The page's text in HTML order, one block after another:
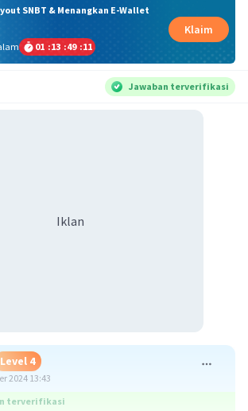
SNBT & Menangkan E-Wallet
01 :13 :49 :10
Klaim
Jawaban terverifikasi
Iklan
Level 4
2024 13:43
terverifikasi